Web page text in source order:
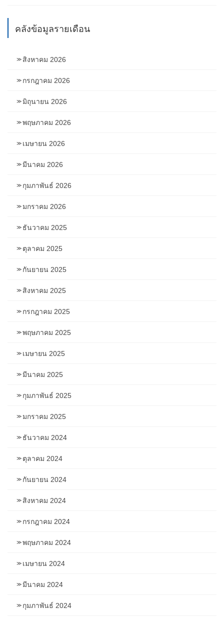
คลังข้อมูลรายเดือน
สิงหาคม 2026
กรกฎาคม 2026
มิถุนายน 2026
พฤษภาคม 2026
เมษายน 2026
มีนาคม 2026
กุมภาพันธ์ 2026
มกราคม 2026
ธันวาคม 2025
ตุลาคม 2025
กันยายน 2025
สิงหาคม 2025
กรกฎาคม 2025
พฤษภาคม 2025
เมษายน 2025
มีนาคม 2025
กุมภาพันธ์ 2025
มกราคม 2025
ธันวาคม 2024
ตุลาคม 2024
กันยายน 2024
สิงหาคม 2024
กรกฎาคม 2024
พฤษภาคม 2024
เมษายน 2024
มีนาคม 2024
กุมภาพันธ์ 2024